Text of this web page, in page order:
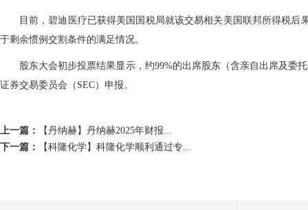
目前，碧迪医疗已获得美国国税局就该交易相关美国联邦所得税
于剩余惯例交割条件的满足情况。
股东大会初步投票结果显示，约99%的出席股东（含亲自出席及委
证券交易委员会（SEC）申报。
上一篇：
【丹纳赫】丹纳赫2025年财报...
下一篇：
【科隆化学】科隆化学顺利通过专...